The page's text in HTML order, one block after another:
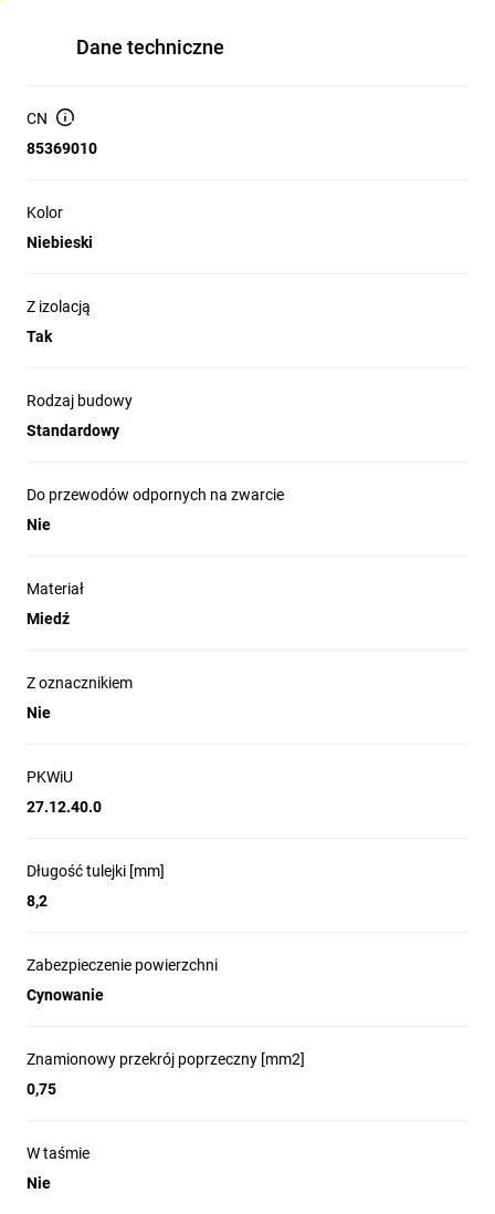
Dane techniczne
CN
85369010
Kolor
Niebieski
Z izolacją
Tak
Rodzaj budowy
Standardowy
Do przewodów odpornych na zwarcie
Nie
Materiał
Miedź
Z oznacznikiem
Nie
PKWiU
27.12.40.0
Długość tulejki [mm]
8,2
Zabezpieczenie powierzchni
Cynowanie
Znamionowy przekrój poprzeczny [mm2]
0,75
W taśmie
Nie